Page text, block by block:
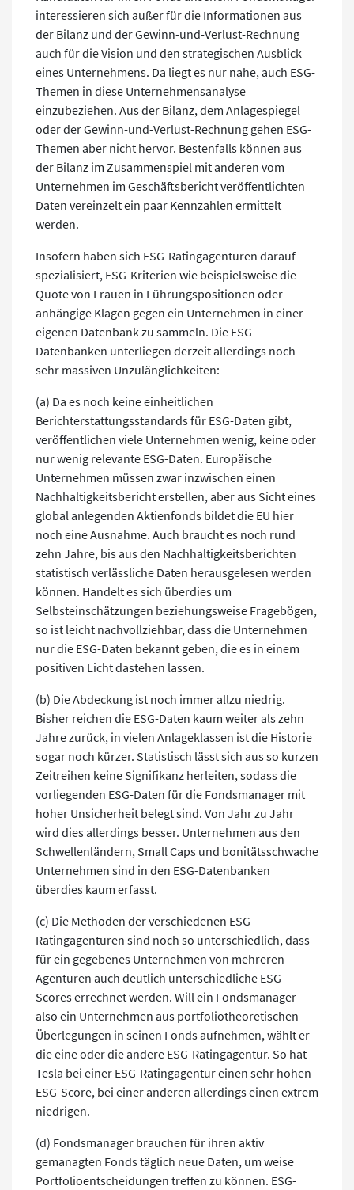
interessieren sich außer für die Informationen aus
der Bilanz und der Gewinn-und-Verlust-Rechnung
auch für die Vision und den strategischen Ausblick
eines Unternehmens. Da liegt es nur nahe, auch ESG-
Themen in diese Unternehmensanalyse
einzubeziehen. Aus der Bilanz, dem Anlagespiegel
oder der Gewinn-und-Verlust-Rechnung gehen ESG-
Themen aber nicht hervor. Bestenfalls können aus
der Bilanz im Zusammenspiel mit anderen vom
Unternehmen im Geschäftsbericht veröffentlichten
Daten vereinzelt ein paar Kennzahlen ermittelt
werden.
Insofern haben sich ESG-Ratingagenturen darauf
spezialisiert, ESG-Kriterien wie beispielsweise die
Quote von Frauen in Führungspositionen oder
anhängige Klagen gegen ein Unternehmen in einer
eigenen Datenbank zu sammeln. Die ESG-
Datenbanken unterliegen derzeit allerdings noch
sehr massiven Unzulänglichkeiten:
(a) Da es noch keine einheitlichen
Berichterstattungsstandards für ESG-Daten gibt,
veröffentlichen viele Unternehmen wenig, keine oder
nur wenig relevante ESG-Daten. Europäische
Unternehmen müssen zwar inzwischen einen
Nachhaltigkeitsbericht erstellen, aber aus Sicht eines
global anlegenden Aktienfonds bildet die EU hier
noch eine Ausnahme. Auch braucht es noch rund
zehn Jahre, bis aus den Nachhaltigkeitsberichten
statistisch verlässliche Daten herausgelesen werden
können. Handelt es sich überdies um
Selbsteinschätzungen beziehungsweise Fragebögen,
so ist leicht nachvollziehbar, dass die Unternehmen
nur die ESG-Daten bekannt geben, die es in einem
positiven Licht dastehen lassen.
(b) Die Abdeckung ist noch immer allzu niedrig.
Bisher reichen die ESG-Daten kaum weiter als zehn
Jahre zurück, in vielen Anlageklassen ist die Historie
sogar noch kürzer. Statistisch lässt sich aus so kurzen
Zeitreihen keine Signifikanz herleiten, sodass die
vorliegenden ESG-Daten für die Fondsmanager mit
hoher Unsicherheit belegt sind. Von Jahr zu Jahr
wird dies allerdings besser. Unternehmen aus den
Schwellenländern, Small Caps und bonitätsschwache
Unternehmen sind in den ESG-Datenbanken
überdies kaum erfasst.
(c) Die Methoden der verschiedenen ESG-
Ratingagenturen sind noch so unterschiedlich, dass
für ein gegebenes Unternehmen von mehreren
Agenturen auch deutlich unterschiedliche ESG-
Scores errechnet werden. Will ein Fondsmanager
also ein Unternehmen aus portfoliotheoretischen
Überlegungen in seinen Fonds aufnehmen, wählt er
die eine oder die andere ESG-Ratingagentur. So hat
Tesla bei einer ESG-Ratingagentur einen sehr hohen
ESG-Score, bei einer anderen allerdings einen extrem
niedrigen.
(d) Fondsmanager brauchen für ihren aktiv
gemanagten Fonds täglich neue Daten, um weise
Portfolioentscheidungen treffen zu können. ESG-